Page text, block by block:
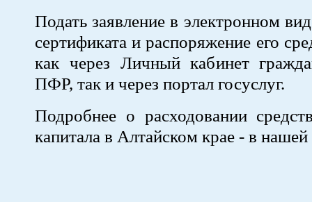
Подать заявление в электронном
сертификата и распоряжение его
как через Личный кабинет
ПФР, так и через портал госуслуг.
Подробнее о расходовании
капитала в Алтайском крае - в